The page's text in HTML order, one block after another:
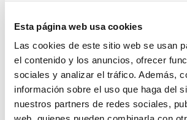
Esta página web usa cookies
Las cookies de este sitio web se usan
el contenido y los anuncios, ofrecer
sociales y analizar el tráfico. Además,
información sobre el uso que haga del
nuestros partners de redes sociales,
Imprimir ficha de
Características
Test : Alcalinidad AL 7 (neutralización de
Referencia de Recambio : MACH915207
Rango de medida : 0,2-7,2 mmol/L OH-
Nº de Test : 200
Método : Rojo de metilo
GHS : Sí
Ver más